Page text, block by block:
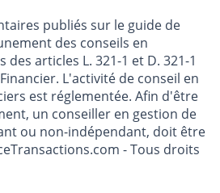
publiés sur le guide de
des conseils en
articles L. 321-1 et D. 321-1
L'activité de conseil en
est réglementée. Afin d'être
un conseiller en gestion de
ou non-indépendant, doit être
- Tous droits